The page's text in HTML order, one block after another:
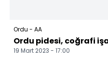
Ordu - AA
Ordu pidesi, coğrafi
19 Mart 2023 - 17:00